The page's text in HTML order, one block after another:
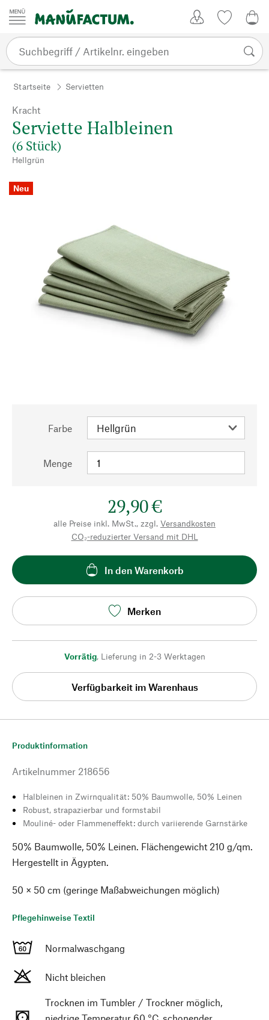
Zum Inhalt springen
Startseite Servietten
Kracht
Serviette Halbleinen
(6 Stück)
Hellgrün
Neu
Farbe
Menge
29,90 €
alle Preise inkl. MwSt., zzgl. Versandkosten
CO₂-reduzierter Versand mit DHL
In den Warenkorb
Merken
Vorrätig, Lieferung in 2-3 Werktagen
Verfügbarkeit im Warenhaus
Produktinformation
Artikelnummer 218656
Halbleinen in Zwirnqualität: 50% Baumwolle, 50% Leinen
Robust, strapazierbar und formstabil
Mouliné- oder Flammeneffekt: durch variierende Garnstärke
50% Baumwolle, 50% Leinen. Flächengewicht 210 g/qm.
Hergestellt in Ägypten.
50 × 50 cm (geringe Maßabweichungen möglich)
Pflegehinweise Textil
Normalwaschgang
Nicht bleichen
Trocknen im Tumbler / Trockner möglich,